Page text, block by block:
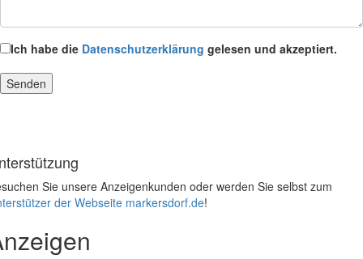
Ich habe die Datenschutzerklärung gelesen und akzeptiert.
Sie unsere Anzeigenkunden oder werden Sie selbst zum
der Webseite markersdorf.de!